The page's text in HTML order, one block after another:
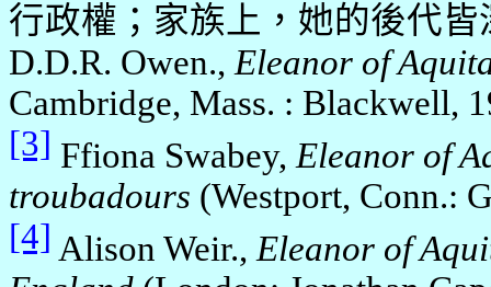
行政權；家族上，她的後代
D.D.R. Owen.,Eleanor of
Cambridge, Mass. : Blackwell,
[3] Ffiona Swabey, Eleanor of
troubadours (Westport, Conn.:
[4] Alison Weir., Eleanor of